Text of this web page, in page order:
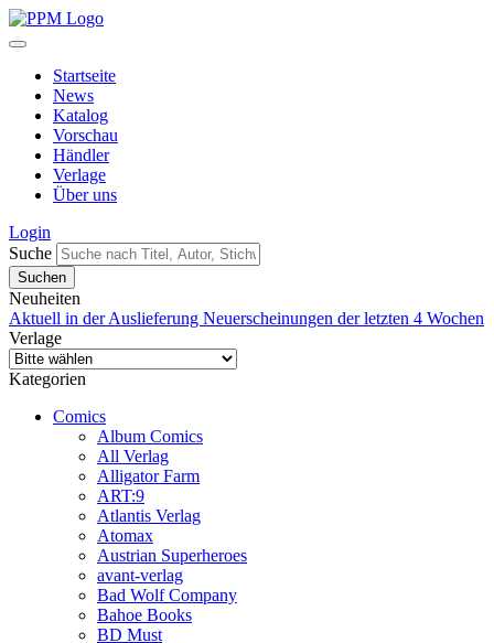
Startseite
News
Katalog
Vorschau
Händler
Verlage
Über uns
Login
Suche
Neuheiten
Aktuell in der Auslieferung Neuerscheinungen der letzten 4 Wochen
Verlage
Kategorien
Comics
Album Comics
All Verlag
Alligator Farm
ART:9
Atlantis Verlag
Atomax
Austrian Superheroes
avant-verlag
Bad Wolf Company
Bahoe Books
BD Must